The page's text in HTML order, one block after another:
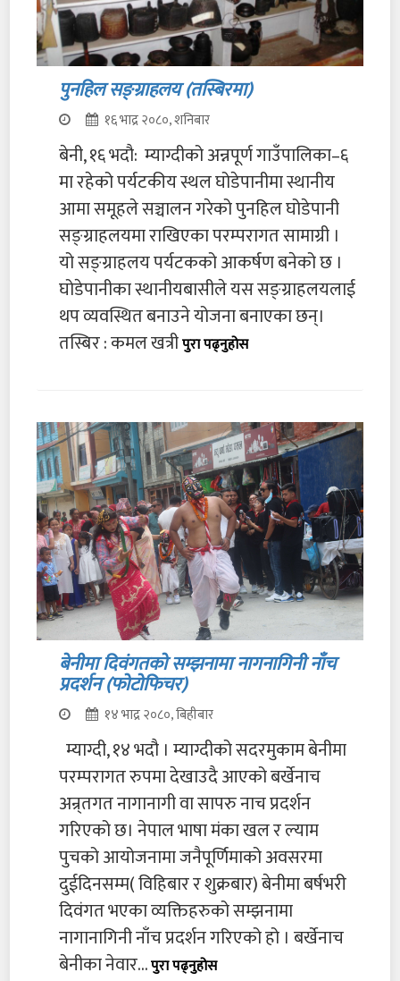
पुनहिल सङ्ग्राहलय (तस्बिरमा)
१६ भाद्र २०८०, शनिबार
बेनी, १६ भदौ: म्याग्दीको अन्नपूर्ण गाउँपालिका–६
मा रहेको पर्यटकीय स्थल घोडेपानीमा स्थानीय
आमा समूहले सञ्चालन गरेको पुनहिल घोडेपानी
सङ्ग्राहलयमा राखिएका परम्परागत सामाग्री ।
यो सङ्ग्राहलय पर्यटकको आकर्षण बनेको छ ।
घोडेपानीका स्थानीयबासीले यस सङ्ग्राहलयलाई
थप व्यवस्थित बनाउने योजना बनाएका छन्।
तस्बिर : कमल खत्रीपुरा पढ्नुहोस
बेनीमा दिवंगतको सम्झनामा नागनागिनी नाँच
प्रदर्शन (फोटोफिचर)
१४ भाद्र २०८०, बिहीबार
म्याग्दी, १४ भदौ । म्याग्दीको सदरमुकाम बेनीमा
परम्परागत रुपमा देखाउदै आएको बर्खेनाच
अन्र्तगत नागानागी वा सापरु नाच प्रदर्शन
गरिएको छ। नेपाल भाषा मंका खल र ल्याम
पुचको आयोजनामा जनैपूर्णिमाको अवसरमा
दुईदिनसम्म( विहिबार र शुक्रबार) बेनीमा बर्षभरी
दिवंगत भएका व्यक्तिहरुको सम्झनामा
नागानागिनी नाँच प्रदर्शन गरिएको हो । बर्खेनाच
बेनीका नेवार...पुरा पढ्नुहोस